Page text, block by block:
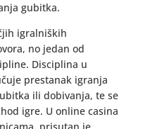
gubitka.
igralniških
no jedan od
Disciplina u
prestanak igranja
ili dobivanja, te se
igre. U online casina